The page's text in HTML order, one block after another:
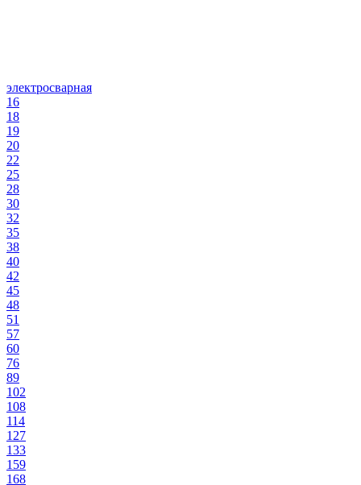
электросварная
16
18
19
20
22
25
28
30
32
35
38
40
42
45
48
51
57
60
76
89
102
108
114
127
133
159
168